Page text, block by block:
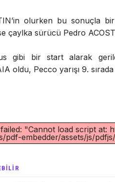
olurken bu sonuçla
çaylka sürücü Pedro
gibi bir start alarak
oldu, Pecco yarışı 9. sırada
"Cannot load script at:
pdf-embedder/assets/js/